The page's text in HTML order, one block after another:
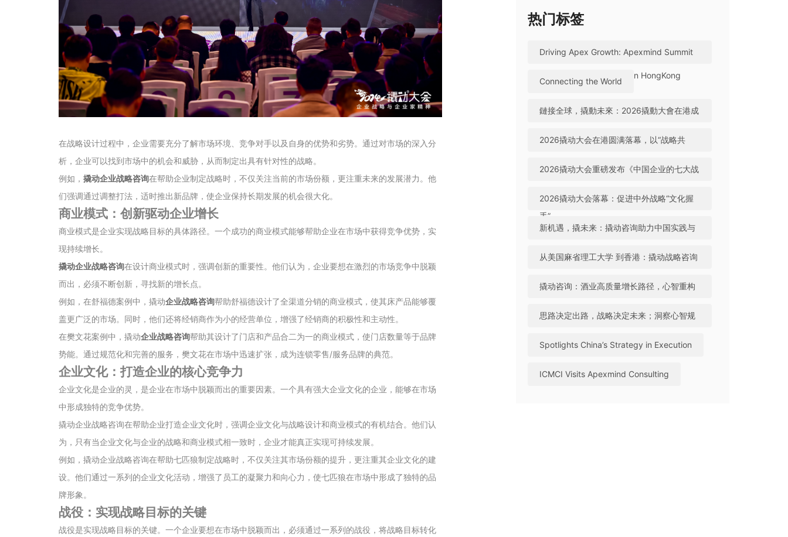
在战略设计过程中，企业需要充分了解市场环境、竞争对手以及自身的优势和劣势。通过对市场的深入分
析，企业可以找到市场中的机会和威胁，从而制定出具有针对性的战略。
例如， 撬动企业战略咨询在帮助企业制定战略时，不仅关注当前的市场份额，更注重未来的发展潜力。他
们强调通过调整打法，适时推出新品牌，使企业保持长期发展的机会很大化。
商业模式：创新驱动企业增长
商业模式是企业实现战略目标的具体路径。一个成功的商业模式能够帮助企业在市场中获得竞争优势，实
现持续增长。
撬动企业战略咨询在设计商业模式时，强调创新的重要性。他们认为，企业要想在激烈的市场竞争中脱颖
而出，必须不断创新，寻找新的增长点。
例如，在舒福德案例中，撬动企业战略咨询帮助舒福德设计了全渠道分销的商业模式，使其床产品能够覆
盖更广泛的市场。同时，他们还将经销商作为小的经营单位，增强了经销商的积极性和主动性。
在樊文花案例中，撬动企业战略咨询帮助其设计了门店和产品合二为一的商业模式，使门店数量等于品牌
势能。通过规范化和完善的服务，樊文花在市场中迅速扩张，成为连锁零售/服务品牌的典范。
企业文化：打造企业的核心竞争力
企业文化是企业的灵，是企业在市场中脱颖而出的重要因素。一个具有强大企业文化的企业，能够在市场
中形成独特的竞争优势。
撬动企业战略咨询在帮助企业打造企业文化时，强调企业文化与战略设计和商业模式的有机结合。他们认
为，只有当企业文化与企业的战略和商业模式相一致时，企业才能真正实现可持续发展。
例如，撬动企业战略咨询在帮助七匹狼制定战略时，不仅关注其市场份额的提升，更注重其企业文化的建
设。他们通过一系列的企业文化活动，增强了员工的凝聚力和向心力，使七匹狼在市场中形成了独特的品
牌形象。
战役：实现战略目标的关键
战役是实现战略目标的关键。一个企业要想在市场中脱颖而出，必须通过一系列的战役，将战略目标转化
热门标签
Driving Apex Growth: Apexmind Summit
2026 Successfully Held in HongKong
Connecting the World
鏈接全球，撬動未來：2026撬動大會在港成
功舉辦
2026撬动大会在港圆满落幕，以“战略共
生”引领中国咨询迈向全球高地
2026撬动大会重磅发布《中国企业的七大战
略机遇》，助力中国实践与世界视野“文化握
手”
2026撬动大会落幕：促进中外战略“文化握
手”，共建全球咨询生态
新机遇，撬未来：撬动咨询助力中国实践与
世界视野“文化握手”
从美国麻省理工大学 到香港：撬动战略咨询
引领中国咨询站上全球行业高地
撬动咨询：酒业高质量增长路径，心智重构
成破局关键
思路决定出路，战略决定未来；洞察心智规
Spotlights China’s Strategy in Execution
ICMCI Visits Apexmind Consulting